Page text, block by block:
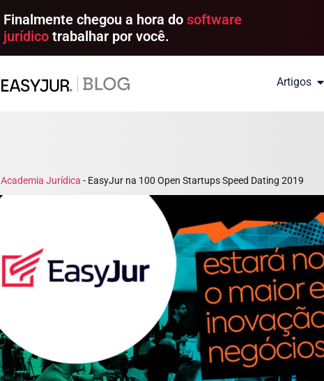
Finalmente chegou a hora dosoftware
jurídico trabalhar por você.
Artigos
Academia Jurídica - EasyJur na 100 Open Startups Speed Dating 2019